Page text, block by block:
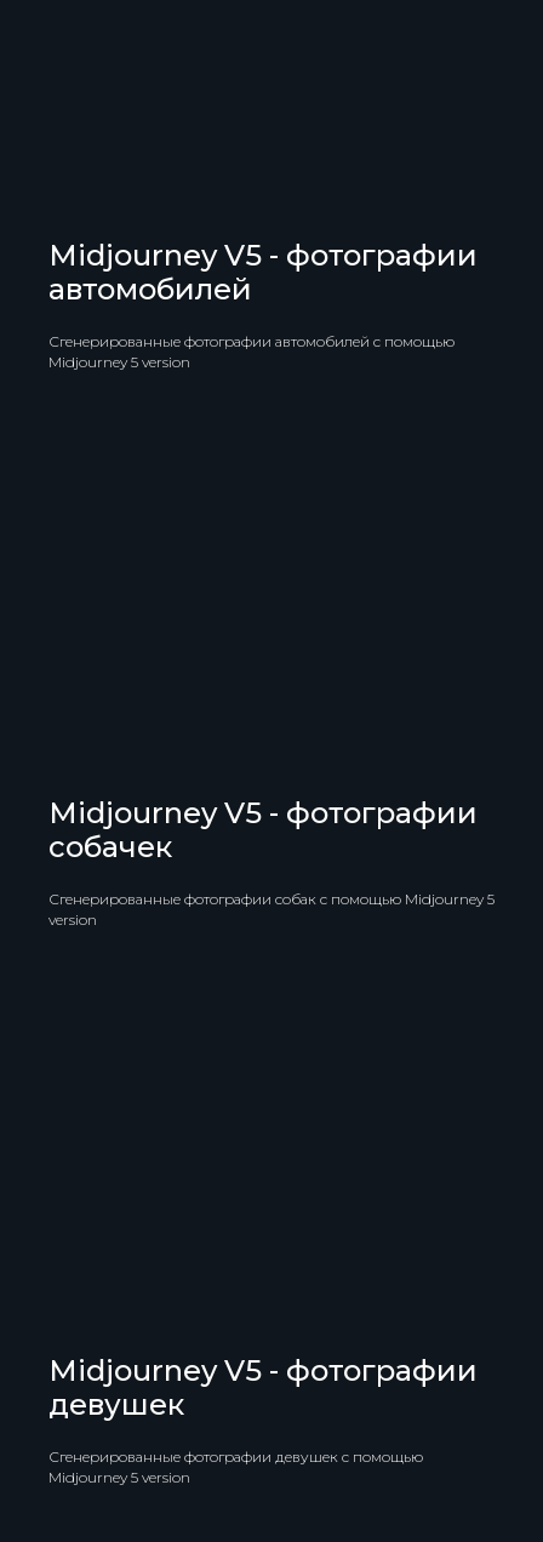
Midjourney V5 - фотографии
автомобилей
Сгенерированные фотографии автомобилей с помощью
Midjourney 5 version
Midjourney V5 - фотографии
собачек
Сгенерированные фотографии собак с помощью Midjourney 5
version
Midjourney V5 - фотографии
девушек
Сгенерированные фотографии девушек с помощью
Midjourney 5 version